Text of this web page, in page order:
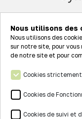
68127
Nous utilisons des
Nous utilisons des
sur notre site, pour
de notre site et pour
Cookies
Cookies de
Cookies de suivi et